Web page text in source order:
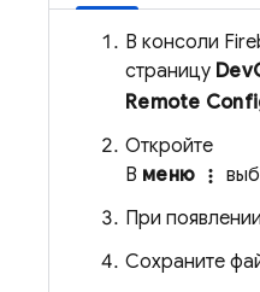
В консоли
страницу
Remote
Откройте
В меню more_vert
При
Сохраните